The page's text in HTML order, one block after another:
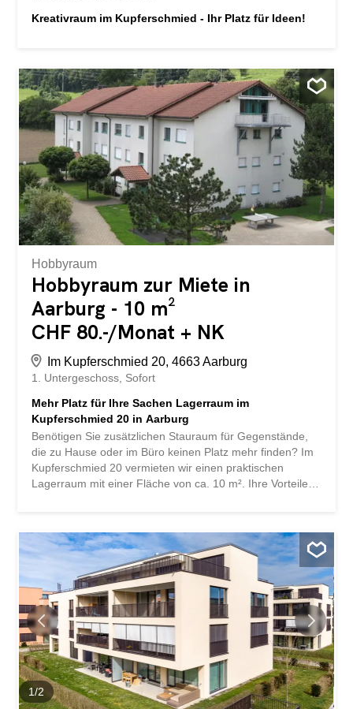
Kreativraum im Kupferschmied - Ihr Platz für Ideen!
Hobbyraum
Hobbyraum zur Miete in
Aarburg - 10 m²
CHF 80.-/Monat + NK
Im Kupferschmied 20, 4663 Aarburg
1. Untergeschoss Sofort
Mehr Platz für Ihre Sachen Lagerraum im
Kupferschmied 20 in Aarburg
Benötigen Sie zusätzlichen Stauraum für Gegenstände,
die zu Hause oder im Büro keinen Platz mehr finden? Im
Kupferschmied 20 vermieten wir einen praktischen
Lagerraum mit einer Fläche von ca. 10 m². Ihre Vorteile
oder Archivmaterial -Trockener und gut nutzbarer Raum -
Bequeme Lagermöglichkeit in Ihrer Nähe - Flexible
Nutzung für private oder geschäftliche Zwecke Schaffen
Sie mehr Platz in Ihrem Zuhause oder Ihrem Betrieb und
lagern Sie Ihre Gegenstände sicher und unkompliziert
aus. Haben wir Ihr Interesse geweckt? Für weitere
Informationen oder die Vereinbarung eines
Besichtigungstermins können Sie uns unter der Nummer
058 360 39 00 oder service@livit.ch erreichen.
1/2